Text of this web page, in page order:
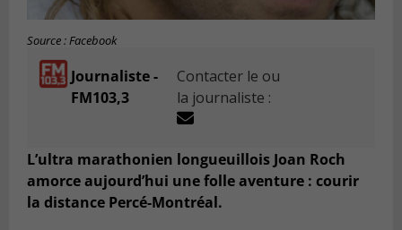
Source : Facebook
Journaliste -
FM103,3
Contacter le ou
la journaliste :
L’ultra marathonien longueuillois Joan Roch
amorce aujourd’hui une folle aventure : courir
la distance Percé-Montréal.